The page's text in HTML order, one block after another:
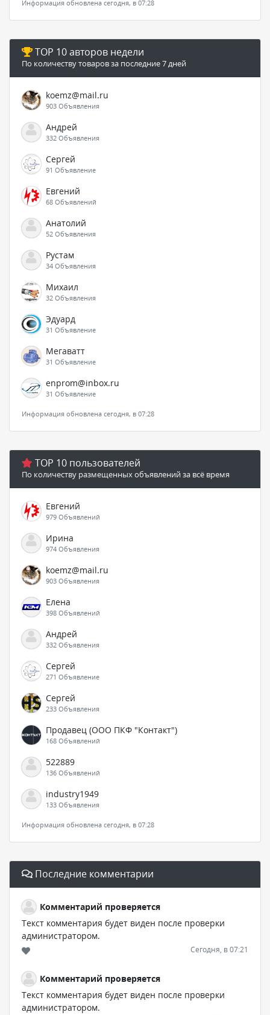
Информация обновлена сегодня, в 07:28
TOP 10 авторов недели
По количеству товаров за последние 7 дней
koemz@mail.ru
903 Объявления
Андрей
332 Объявления
Сергей
91 Объявление
Евгений
68 Объявлений
Анатолий
52 Объявления
Рустам
34 Объявления
Михаил
32 Объявления
Эдуард
31 Объявление
Мегаватт
31 Объявление
enprom@inbox.ru
31 Объявление
Информация обновлена сегодня, в 07:28
TOP 10 пользователей
По количеству размещенных объявлений за всё время
Евгений
979 Объявлений
Ирина
974 Объявления
koemz@mail.ru
903 Объявления
Елена
398 Объявлений
Андрей
332 Объявления
Сергей
271 Объявление
Сергей
233 Объявления
Продавец (ООО ПКФ "Контакт")
168 Объявлений
522889
136 Объявлений
industry1949
133 Объявления
Информация обновлена сегодня, в 07:28
Последние комментарии
Комментарий проверяется
Текст комментария будет виден после проверки
администратором.
Сегодня, в 07:21
Комментарий проверяется
Текст комментария будет виден после проверки
администратором.